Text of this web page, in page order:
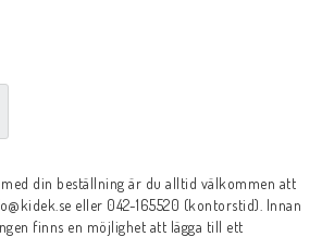
din beställning är du alltid välkommen att
eller 042-165520 (kontorstid). Innan
finns en möjlighet att lägga till ett